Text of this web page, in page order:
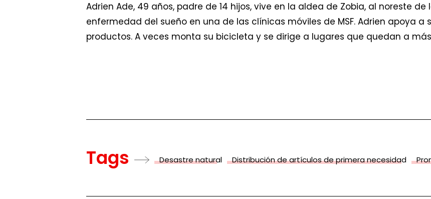
Adrien Ade, 49 años, padre de 14 hijos, vive en la aldea de Zobia, al noreste
enfermedad del sueño en una de las clínicas móviles de MSF. Adrien apoya
productos. A veces monta su bicicleta y se dirige a lugares que quedan a
Tags Desastre natural Distribución de artículos de primera necesidad